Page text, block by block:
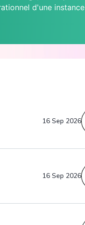
d'une instance
16 Sep 2026
16 Sep 2026